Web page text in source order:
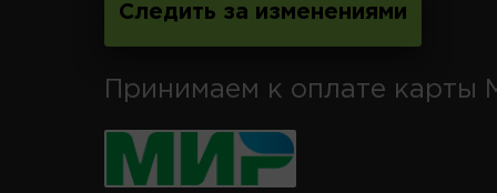
Следить за изменениями
Принимаем к оплате карты